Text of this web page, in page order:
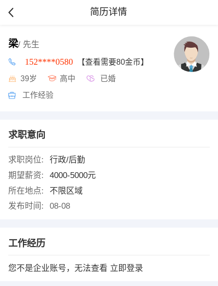
简历详情
梁/ 先生
152****0580 【查看需要80金币】
39岁 高中 已婚
工作经验
求职意向
求职岗位:
行政/后勤
期望薪资:
4000-5000元
所在地点:
不限区域
发布时间:
08-08
工作经历
您不是企业账号，无法查看 立即登录